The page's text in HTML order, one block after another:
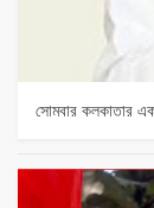
সোমবার কলকাতার